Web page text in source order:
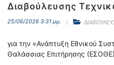
Διαβούλευσης
25/06/2026 3:31 μμ.
για την «Ανάπτυξη Εθνικού
Θαλάσσιας Επιτήρησης